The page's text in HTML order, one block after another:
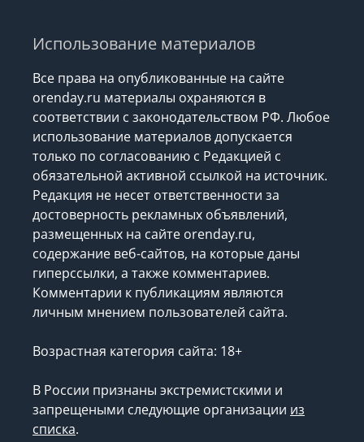
Использование материалов
Все права на опубликованные на сайте
orenday.ru материалы охраняются в
соответствии с законодательством РФ. Любое
использование материалов допускается
только по согласованию с Редакцией с
обязательной активной ссылкой на источник.
Редакция не несет ответственности за
достоверность рекламных объявлений,
размещенных на сайте orenday.ru,
содержание веб-сайтов, на которые даны
гиперссылки, а также комментариев.
Комментарии к публикациям являются
личным мнением пользователей сайта.
Возрастная категория сайта: 18+
В России признаны экстремистскими и
запрещеными следующие организации из
списка.